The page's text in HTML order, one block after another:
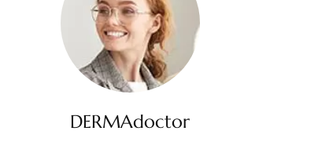
DERMAdoctor